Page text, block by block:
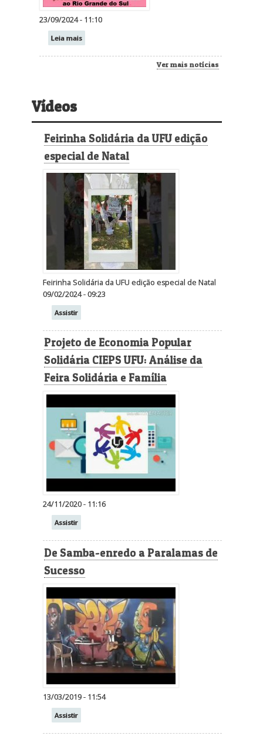
23/09/2024 - 11:10
Leia mais
Ver mais notícias
Vídeos
Feirinha Solidária da UFU edição
especial de Natal
Feirinha Solidária da UFU edição especial de Natal
09/02/2024 - 09:23
Assistir
Projeto de Economia Popular
Solidária CIEPS UFU: Análise da
Feira Solidária e Família
24/11/2020 - 11:16
Assistir
De Samba-enredo a Paralamas de
Sucesso
13/03/2019 - 11:54
Assistir